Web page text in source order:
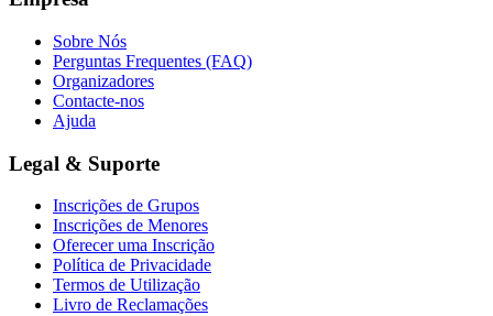
Sobre Nós
Perguntas Frequentes (FAQ)
Organizadores
Contacte-nos
Ajuda
Legal & Suporte
Inscrições de Grupos
Inscrições de Menores
Oferecer uma Inscrição
Política de Privacidade
Termos de Utilização
Livro de Reclamações